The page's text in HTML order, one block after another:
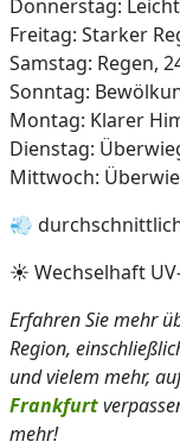
Donnerstag:
Freitag: Starker
Samstag: Regen,
Sonntag:
Montag: Klarer
Dienstag:
Mittwoch:
💨
☀️ Wechselhaft
Erfahren Sie mehr
Region,
und vielem mehr,
Frankfurt
mehr!